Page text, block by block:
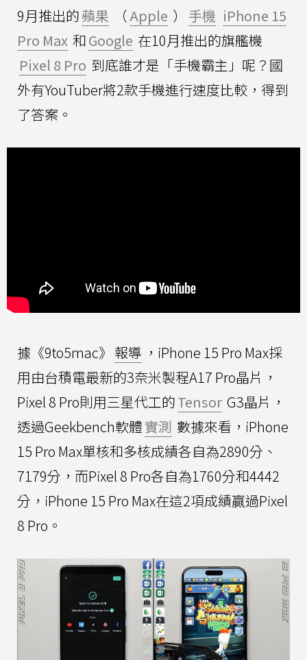
9月推出的蘋果 （Apple ） 手機 iPhone 15
Pro Max 和Google 在10月推出的旗艦機
Pixel 8 Pro 到底誰才是「手機霸主」呢？國
外有YouTuber將2款手機進行速度比較，得到
了答案。
據《9to5mac》 報導 ，iPhone 15 Pro Max採
用由台積電最新的3奈米製程A17 Pro晶片，
Pixel 8 Pro則用三星代工的Tensor G3晶片，
透過Geekbench軟體實測 數據來看，iPhone
15 Pro Max單核和多核成績各自為2890分、
7179分，而Pixel 8 Pro各自為1760分和4442
分，iPhone 15 Pro Max在這2項成績贏過Pixel
8 Pro。